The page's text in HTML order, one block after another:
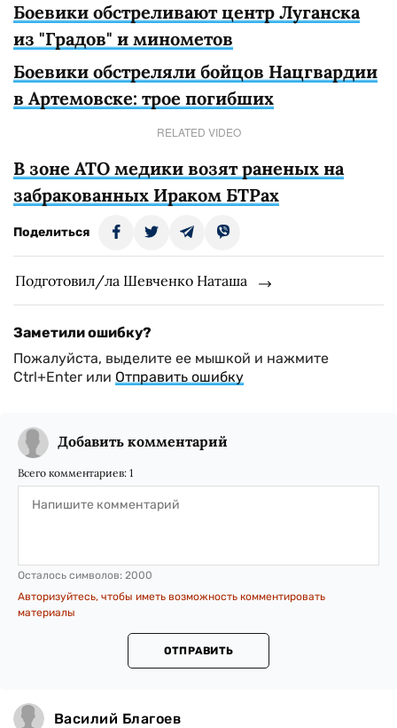
Боевики обстреливают центр Луганска
из "Градов" и минометов
Боевики обстреляли бойцов Нацгвардии
в Артемовске: трое погибших
RELATED VIDEO
В зоне АТО медики возят раненых на
забракованных Ираком БТРах
Поделиться
Подготовил/ла Шевченко Наташа
Заметили ошибку?
Пожалуйста, выделите ее мышкой и нажмите
Ctrl+Enter или Отправить ошибку
Добавить комментарий
Всего комментариев: 1
Осталось символов: 2000
Авторизуйтесь, чтобы иметь возможность комментировать
материалы
ОТПРАВИТЬ
Василий Благоев